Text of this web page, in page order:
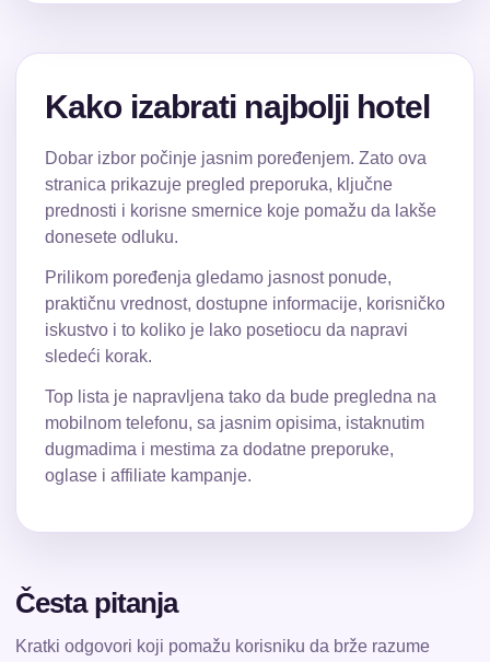
Kako izabrati najbolji hotel
Dobar izbor počinje jasnim poređenjem. Zato ova
stranica prikazuje pregled preporuka, ključne
prednosti i korisne smernice koje pomažu da lakše
donesete odluku.
Prilikom poređenja gledamo jasnost ponude,
praktičnu vrednost, dostupne informacije, korisničko
iskustvo i to koliko je lako posetiocu da napravi
sledeći korak.
Top lista je napravljena tako da bude pregledna na
mobilnom telefonu, sa jasnim opisima, istaknutim
dugmadima i mestima za dodatne preporuke,
oglase i affiliate kampanje.
Česta pitanja
Kratki odgovori koji pomažu korisniku da brže razume